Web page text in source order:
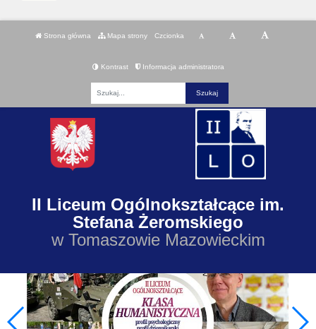
Strona główna Mapa strony Czcionka
Kontrast Informacja administratora
II Liceum Ogólnokształcące im.
Stefana Żeromskiego
w Tomaszowie Mazowieckim